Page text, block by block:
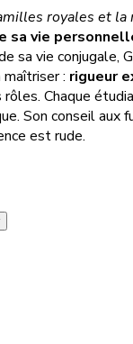
royales et la
sa vie
sa vie conjugale,
: rigueur
Chaque
Son conseil aux
est rude.